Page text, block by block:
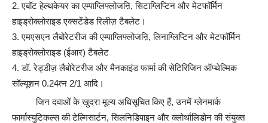
2. एबॉट हेल्थकेयर का एम्पाग्लिफ्लोजऩि, सिटाग्लिप्टिन और मेटफॉर्मिन
हाइड्रोक्लोराइड एक्सटेंडेड रिलीज़ टैबलेट।
3. एमएसएन लैबोरेटरीज की एम्पाग्लिफ्लोजऩि, लिनाग्लिप्टिन और मेटफॉर्मिन
हाइड्रोक्लोराइड (ईआर) टैबलेट
4. डॉ. रेड्डीज़ लैबोरेटरीज और मैनकाइंड फार्मा की सेटिरिजिन ऑप्थेल्मिक
सॉल्यूशन 0.24त्न 2/1 आदि।
जिन दवाओं के खुदरा मूल्य अधिसूचित किए हैं, उनमें ग्लेनमार्क
फार्मास्युटिकल्स की टेल्मिसार्टन, सिलनिडिपाइन और क्लोर्थालिडोन की संयुक्त